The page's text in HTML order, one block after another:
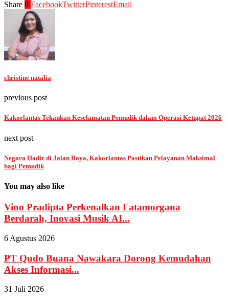
Share 0 FacebookTwitterPinterestEmail
christine natalia
previous post
Kakorlantas Tekankan Keselamatan Pemudik dalam Operasi Ketupat 2026
next post
Negara Hadir di Jalan Raya, Kakorlantas Pastikan Pelayanan Maksimal
bagi Pemudik
You may also like
Vino Pradipta Perkenalkan Fatamorgana
Berdarah, Inovasi Musik AI...
6 Agustus 2026
PT Qudo Buana Nawakara Dorong Kemudahan
Akses Informasi...
31 Juli 2026